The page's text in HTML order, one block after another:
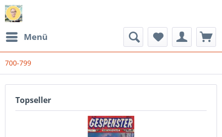
Menü
700-799
Topseller